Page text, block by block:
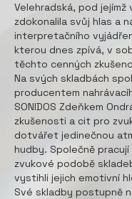
Velehradská, pod jejímž
zdokonalila svůj hlas a
interpretačního
kterou dnes zpívá, v
těchto cenných
Na svých skladbách
producentem
SONIDOS Zdeňkem
zkušenosti a cit pro
dotvářet jedinečnou
hudby. Společně pracují
zvukové podobě
vystihli jejich emotivní
Své skladby postupně